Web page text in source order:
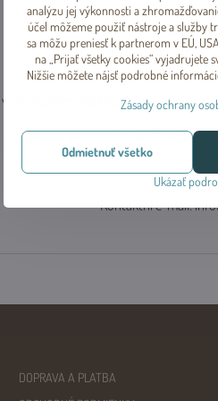
IČ:
DIČ:
v obchodním rejstříku vedeném
Adresa pro doručování: Družstevní
Telefonní číslo:
Kontaktní e-mail:
DOPRAVA A PLATBA
analýzu jej výkonnosti a
účel môžeme použiť nástroje a služby
sa môžu preniesť k partnerom v EÚ,
na „Prijať všetky cookies“ vyjadrujete
Nižšie môžete nájsť podrobné
Zásady ochrany
Ukázať
Odmietnuť všetko